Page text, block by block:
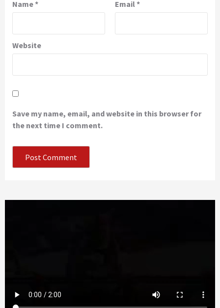
Name* Email*
Website
Save my name, email, and website in this browser for
the next time I comment.